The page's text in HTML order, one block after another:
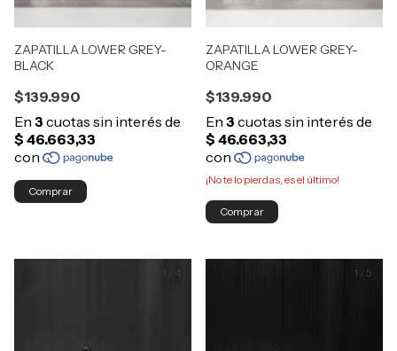
ZAPATILLA LOWER GREY-
BLACK
$139.990
Comprar
ZAPATILLA LOWER GREY-
ORANGE
$139.990
¡No te lo pierdas, es el último!
Comprar
1 4 1 / 5